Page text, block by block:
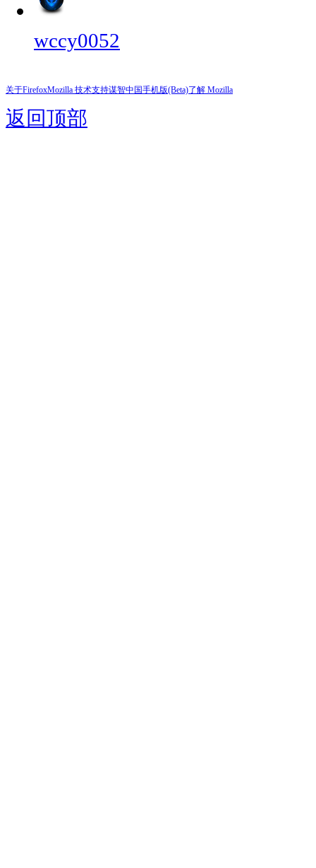
wccy0052
关于FirefoxMozilla 技术支持谋智中国手机版(Beta)了解 Mozilla
返回顶部